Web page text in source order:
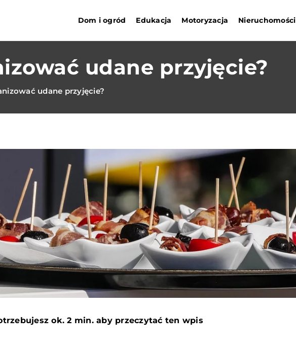
Dom i ogród Edukacja Motoryzacja Nieruchomości
udane przyjęcie?
udane przyjęcie?
ok. 2 min. aby przeczytać ten wpis